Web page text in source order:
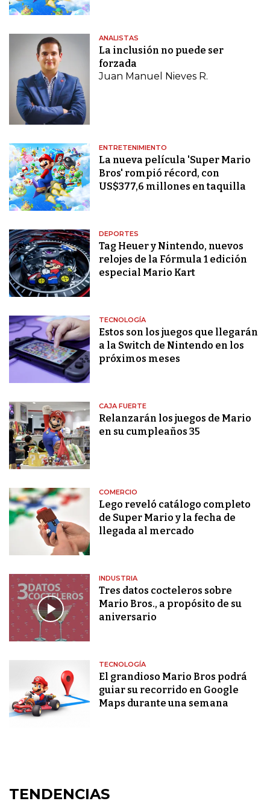
ANALISTAS
La inclusión no puede ser
forzada
Juan Manuel Nieves R.
ENTRETENIMIENTO
La nueva película 'Super Mario
Bros' rompió récord, con
US$377,6 millones en taquilla
DEPORTES
Tag Heuer y Nintendo, nuevos
relojes de la Fórmula 1 edición
especial Mario Kart
TECNOLOGÍA
Estos son los juegos que llegarán
a la Switch de Nintendo en los
próximos meses
CAJA FUERTE
Relanzarán los juegos de Mario
en su cumpleaños 35
COMERCIO
Lego reveló catálogo completo
de Super Mario y la fecha de
llegada al mercado
INDUSTRIA
Tres datos cocteleros sobre
Mario Bros., a propósito de su
aniversario
TECNOLOGÍA
El grandioso Mario Bros podrá
guiar su recorrido en Google
Maps durante una semana
TENDENCIAS